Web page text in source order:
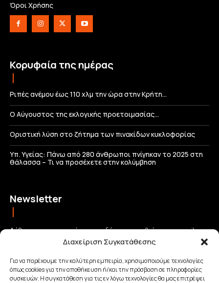
Διαχείριση Συγκατάθεσης
Για να παρέχουμε την καλύτερη εμπειρία, χρησιμοποιούμε τεχνολογίες
όπως cookies για την αποθήκευση ή/και την πρόσβαση σε πληροφορίες
συσκευών. Η συγκατάθεση για τις εν λόγω τεχνολογίες θα μας επιτρέψει
Όροι Χρήσης
Κορυφαία της ημέρας
Ριπές ανέμου έως 110 χλμ την ώρα στην Κρήτη…
Ο Αύγουστος της εκλογικής προετοιμασίας…
Οριστική λύση στο ζήτημα των πινακίδων κυκλοφορίας
Υπ. Υγείας: Πάνω από 280 άνθρωποι πνίγηκαν το 2025 στη
θάλασσα – Τι να προσέχετε στην κολύμβηση
Newsletter
Λάβετε τις σημαντικότερες ειδήσεις απευθείας στο email σας
και μείνετε πάντα συνδεδεμένοι με την Κρήτη!
ΕΓΓΡΑΦΗ